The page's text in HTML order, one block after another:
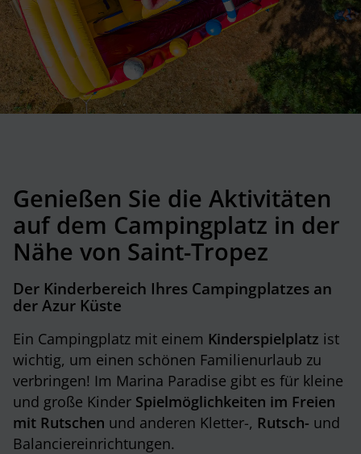
Genießen Sie die Aktivitäten
auf dem Campingplatz in der
Nähe von Saint-Tropez
Der Kinderbereich Ihres Campingplatzes an
der Azur Küste
Ein Campingplatz mit einem Kinderspielplatz ist
wichtig, um einen schönen Familienurlaub zu
verbringen! Im Marina Paradise gibt es für kleine
und große Kinder Spielmöglichkeiten im Freien
mit Rutschen und anderen Kletter-, Rutsch- und
Balanciereinrichtungen.